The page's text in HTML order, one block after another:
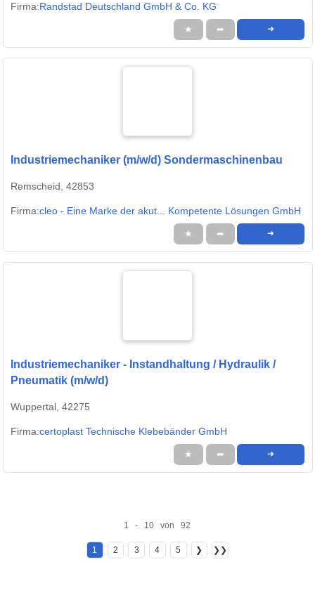
Firma:Randstad Deutschland GmbH & Co. KG
★ ➦ ➜
Industriemechaniker (m/w/d) Sondermaschinenbau
Remscheid, 42853
Firma:cleo - Eine Marke der akut... Kompetente Lösungen GmbH
★ ➦ ➜
Industriemechaniker - Instandhaltung / Hydraulik /
Pneumatik (m/w/d)
Wuppertal, 42275
Firma:certoplast Technische Klebebänder GmbH
★ ➦ ➜
1 - 10 von 92
1 2 3 4 5 ❯ ❯❯